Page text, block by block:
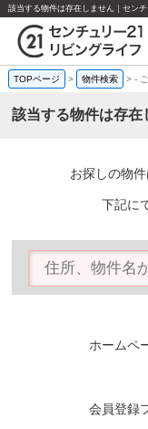
該当する物件は存在しません｜セン
TOPページ > 物件検索 >-
該当する物件は存在
お探しの物
下記に
ホームペ
会員登録